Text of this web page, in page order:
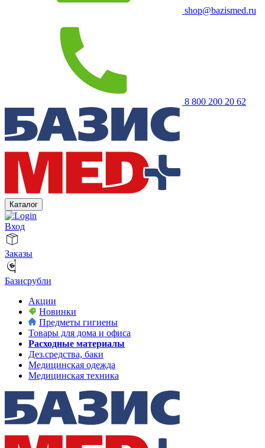
shop@bazismed.ru
8 800 200 20 62
Каталог
Вход
Заказы
Базисрубли
Акции
Новинки
Предметы гигиены
Товары для дома и офиса
Расходные материалы
Дез.средства, баки
Медицинская одежда
Медицинская техника